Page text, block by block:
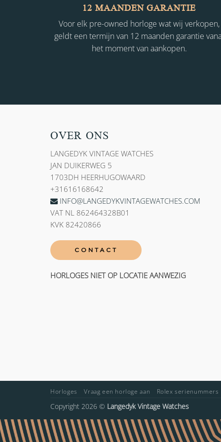
12 MAANDEN GARANTIE
Voor elk pre-owned horloge wat wij verkopen,
geldt een termijn van 12 maanden garantie
het moment van aankopen.
OVER ONS
LANGEDYK VINTAGE WATCHES
JAN DUIKERWEG 5
1703DH HEERHUGOWAARD
+31616168642
INFO@LANGEDYKVINTAGEWATCHES.COM
VAT NL 862464328B01
KVK 82420866
CONTACT
HORLOGES NIET OP LOCATIE AANWEZIG
Horloges Vraag een horloge aan Rolex serienummers
Copyright 2026 © Langedyk Vintage Watches